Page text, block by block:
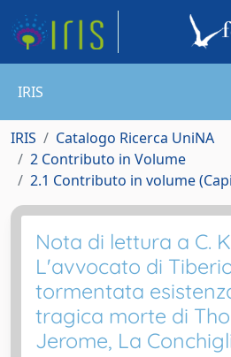
IRIS
IRIS
Catalogo Ricerca UniNA
2 Contributo in Volume
2.1 Contributo in volume
Nota di lettura a C.
L'avvocato di
tormentata
tragica morte di
Jerome, La